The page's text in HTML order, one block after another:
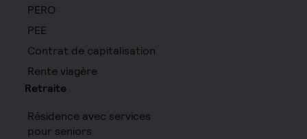
PERO
PEE
Contrat de capitalisation
Rente viagère
Retraite
Résidence avec services
pour seniors